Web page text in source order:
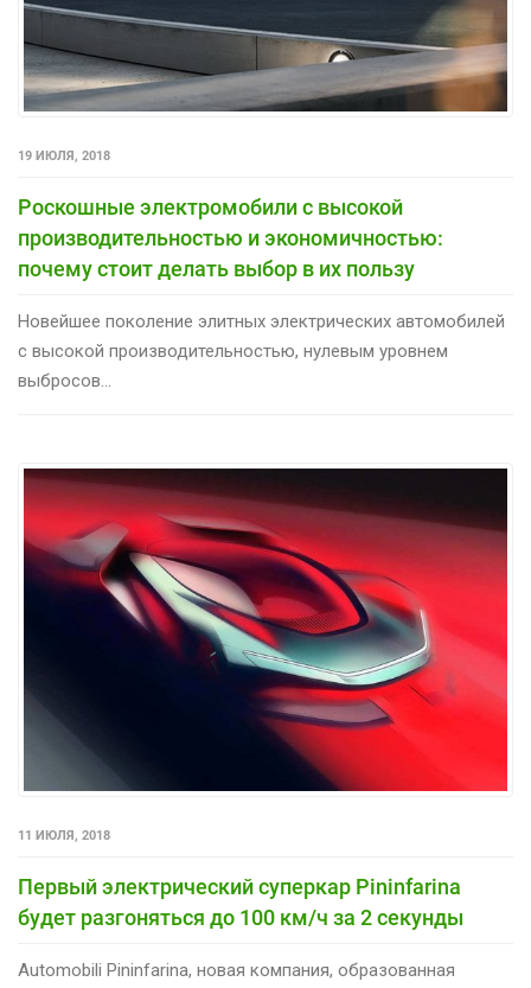
19 ИЮЛЯ, 2018
Роскошные электромобили с высокой
производительностью и экономичностью:
почему стоит делать выбор в их пользу
Новейшее поколение элитных электрических автомобилей
с высокой производительностью, нулевым уровнем
выбросов...
11 ИЮЛЯ, 2018
Первый электрический суперкар Pininfarina
будет разгоняться до 100 км/ч за 2 секунды
Automobili Pininfarina, новая компания, образованная